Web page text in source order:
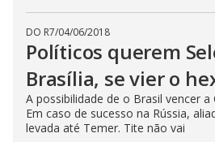
DO R7/04/06/2018
Políticos querem
Brasília, se vier o
A possibilidade de o Brasil vencer
Em caso de sucesso na Rússia,
levada até Temer. Tite não vai